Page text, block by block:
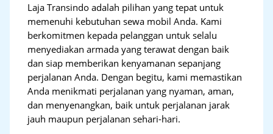
Laja Transindo adalah pilihan yang tepat untuk
memenuhi kebutuhan sewa mobil Anda. Kami
berkomitmen kepada pelanggan untuk selalu
menyediakan armada yang terawat dengan baik
dan siap memberikan kenyamanan sepanjang
perjalanan Anda. Dengan begitu, kami memastikan
Anda menikmati perjalanan yang nyaman, aman,
dan menyenangkan, baik untuk perjalanan jarak
jauh maupun perjalanan sehari-hari.